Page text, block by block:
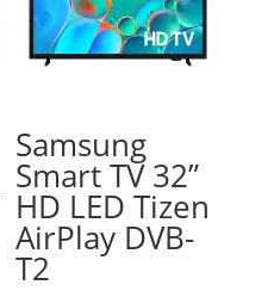
Samsung
Smart TV 32”
HD LED Tizen
AirPlay DVB-
T2